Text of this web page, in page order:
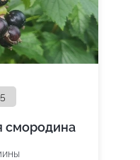
смородина